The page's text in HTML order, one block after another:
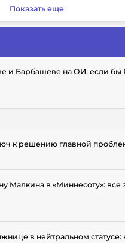
Показать еще
и Барбашеве на ОИ, если бы
к решению главной
Малкина в «Миннесоту»: все
в нейтральном статусе: